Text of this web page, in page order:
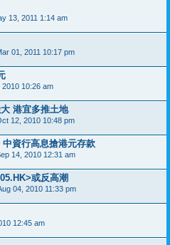
13, 2011 1:14 am
01, 2011 10:17 pm
10:26 am
港宜多推土地
12, 2010 10:48 pm
資行高息搶港元存款
14, 2010 12:31 am
或反高潮
04, 2010 11:33 pm
12:45 am